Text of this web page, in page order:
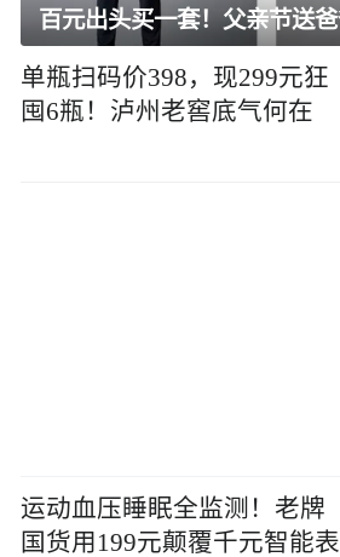
单瓶扫码价398，现299元狂
囤6瓶！泸州老窖底气何在
运动血压睡眠全监测！老牌
国货用199元颠覆千元智能表